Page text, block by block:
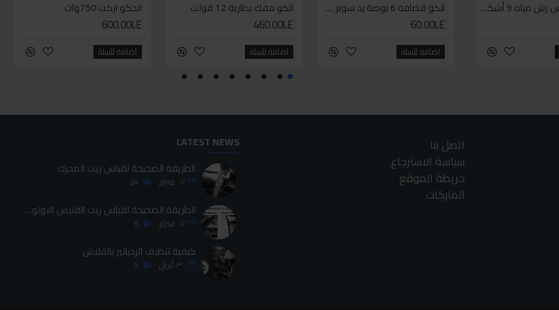
توتال مسدس رش مياه 9 أشكال سيكا مانع تسرب زجاجي لاصق اسود 600 مل
225.00LE
اضافة للسلة
سيليكون متعدد الاستخدام
70.00LE
اضافة للسلة
700.00LE
اضافة للسلة
انكو قصافة 6 بوصة يد سوبر وان
60.00LE
اضافة للسلة
انكو مفك بطارية 12 فولت
460.00LE
اضافة للسلة
انجكو اركت 750وات
600.00LE
اضافة للسلة
اتصل بنا
سياسة الاسترجاع
خريطة الموقع
الماركات
LATEST NEWS
الطريقة الصحيحة لقياس زيت المحرك
٠٧ فبراير 24
الطريقة الصحيحة لقياس زيت الفتيس الاوتوماتيك
٠٧ فبراير 6
كيفية تنظيف الردياتير بالفلاش
٣٠ أبريل 5